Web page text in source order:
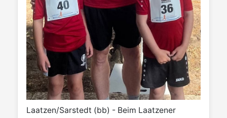
Laatzen/Sarstedt (bb) - Beim Laatzener